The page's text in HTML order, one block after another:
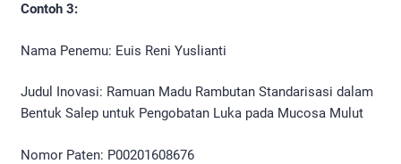
Contoh 3:
Nama Penemu: Euis Reni Yuslianti
Judul Inovasi: Ramuan Madu Rambutan Standarisasi dalam
Bentuk Salep untuk Pengobatan Luka pada Mucosa Mulut
Nomor Paten: P00201608676